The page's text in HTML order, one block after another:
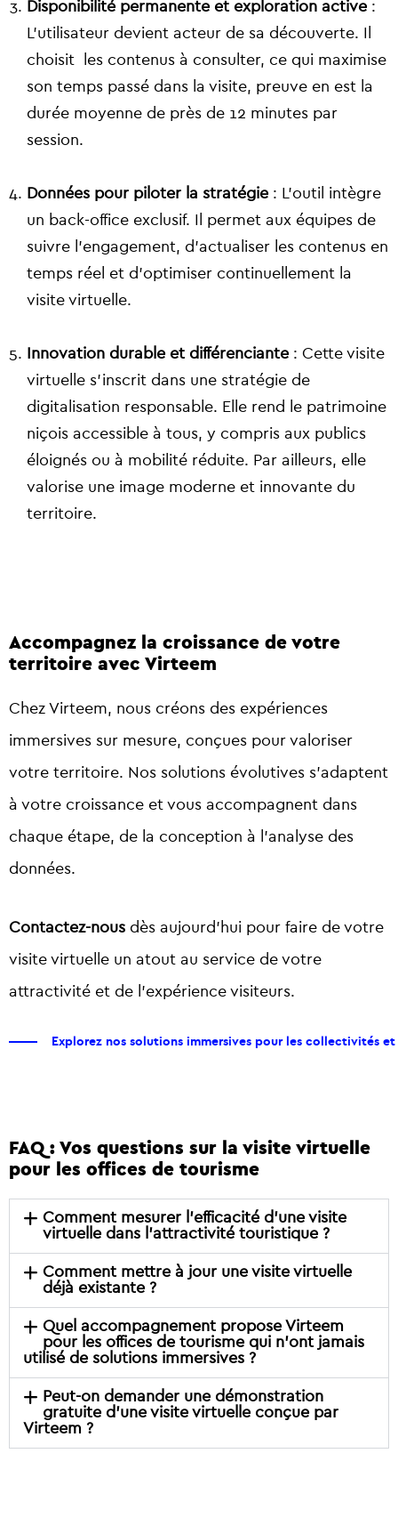
Disponibilité permanente et exploration active :
L’utilisateur devient acteur de sa découverte. Il
choisit les contenus à consulter, ce qui maximise
son temps passé dans la visite, preuve en est la
durée moyenne de près de 12 minutes par
session.
Données pour piloter la stratégie : L’outil intègre
un back-office exclusif. Il permet aux équipes de
suivre l’engagement, d’actualiser les contenus en
temps réel et d’optimiser continuellement la
visite virtuelle.
Innovation durable et différenciante : Cette visite
virtuelle s’inscrit dans une stratégie de
digitalisation responsable. Elle rend le patrimoine
niçois accessible à tous, y compris aux publics
éloignés ou à mobilité réduite. Par ailleurs, elle
valorise une image moderne et innovante du
territoire.
Accompagnez la croissance de votre
territoire avec Virteem
Chez Virteem, nous créons des expériences
immersives sur mesure, conçues pour valoriser
votre territoire. Nos solutions évolutives s’adaptent
à votre croissance et vous accompagnent dans
chaque étape, de la conception à l’analyse des
données.
Contactez-nous dès aujourd’hui pour faire de votre
visite virtuelle un atout au service de votre
attractivité et de l’expérience visiteurs.
Explorez nos solutions immersives pour les collectivités
FAQ : Vos questions sur la visite virtuelle
pour les offices de tourisme
Comment mesurer l’efficacité d’une visite
virtuelle dans l’attractivité touristique ?
Comment mettre à jour une visite virtuelle
déjà existante ?
Quel accompagnement propose Virteem
pour les offices de tourisme qui n’ont jamais
utilisé de solutions immersives ?
Peut-on demander une démonstration
gratuite d’une visite virtuelle conçue par
Virteem ?